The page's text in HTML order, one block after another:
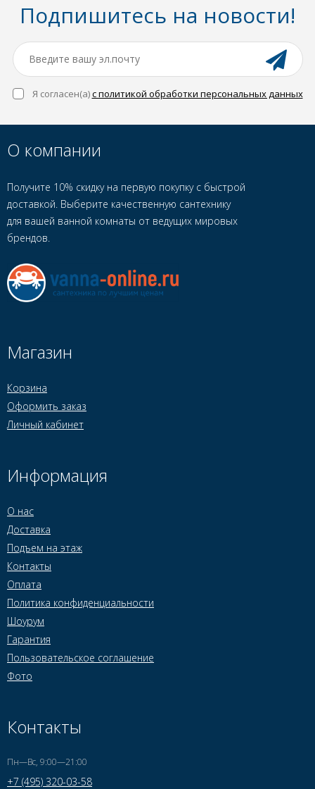
Подпишитесь на новости!
Я согласен(a)с политикой обработки персональных данных
О компании
Получите 10% скидку на первую покупку с быстрой
доставкой. Выберите качественную сантехнику
для вашей ванной комнаты от ведущих мировых
брендов.
Магазин
Корзина
Оформить заказ
Личный кабинет
Информация
О нас
Доставка
Подъем на этаж
Контакты
Оплата
Политика конфиденциальности
Шоурум
Гарантия
Пользовательское соглашение
Фото
Контакты
Пн—Вс, 9:00—21:00
+7 (495) 320-03-58